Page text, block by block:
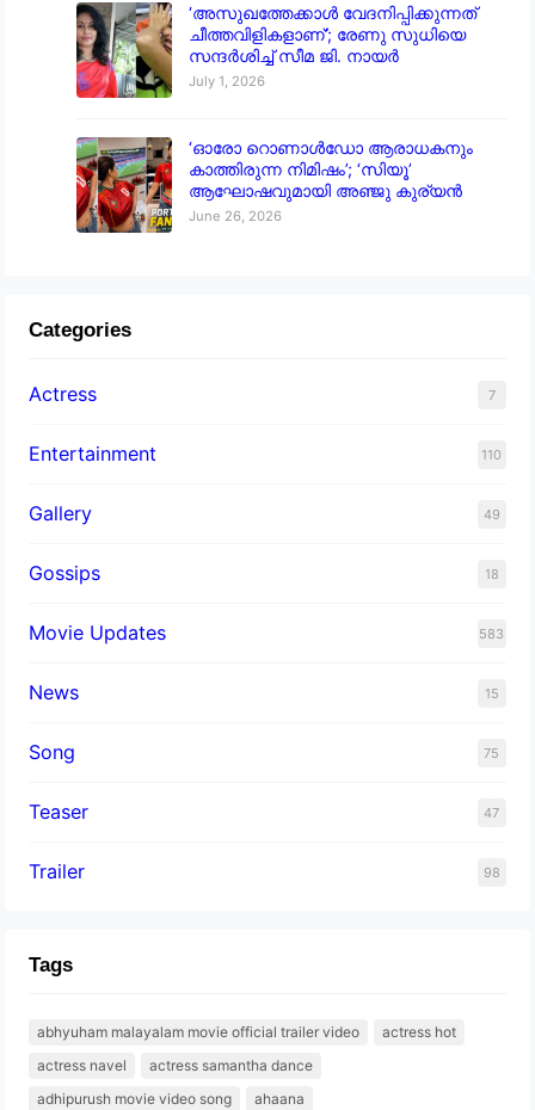
‘അസുഖത്തേക്കാൾ വേദനിപ്പിക്കുന്നത്
ചീത്തവിളികളാണ്’; രേണു സുധിയെ
സന്ദർശിച്ച് സീമ ജി. നായർ
July 1, 2026
‘ഓരോ റൊണാൾഡോ ആരാധകനും
കാത്തിരുന്ന നിമിഷം’; ‘സിയൂ’
ആഘോഷവുമായി അഞ്ജു കുര്യൻ
June 26, 2026
Categories
Actress 7
Entertainment 110
Gallery 49
Gossips 18
Movie Updates 583
News 15
Song 75
Teaser 47
Trailer 98
Tags
abhyuham malayalam movie official trailer video
actress hot
actress navel
actress samantha dance
adhipurush movie video song
ahaana